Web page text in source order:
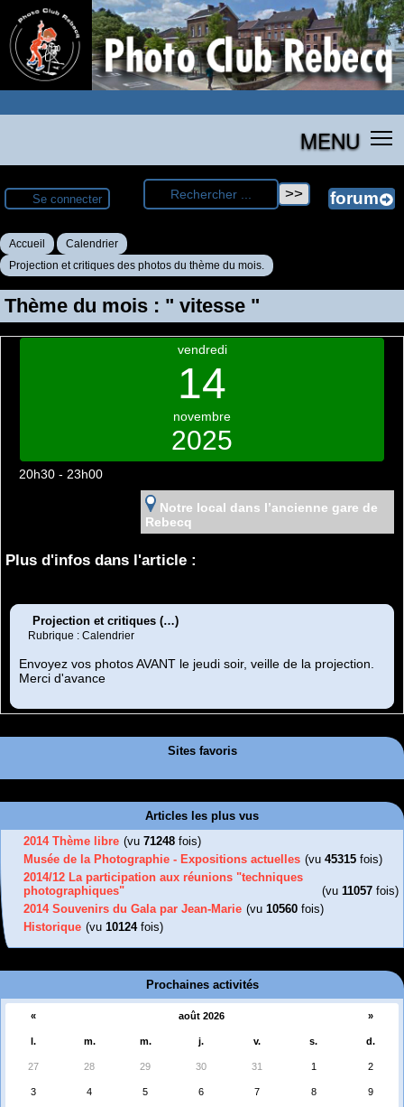
MENU
Se connecter
Accueil
Calendrier
Projection et critiques des photos du thème du mois.
Thème du mois : " vitesse "
vendredi
14
novembre
2025
20h30 - 23h00
Notre local dans l’ancienne gare de
Rebecq
Plus d'infos dans l'article :
Projection et critiques (…)
Rubrique : Calendrier
Envoyez vos photos AVANT le jeudi soir, veille de la projection.
Merci d'avance
Sites favoris
Articles les plus vus
2014 Thème libre (vu 71248 fois)
Musée de la Photographie - Expositions actuelles (vu 45315 fois)
2014/12 La participation aux réunions "techniques
photographiques"
(vu 11057 fois)
2014 Souvenirs du Gala par Jean-Marie (vu 10560 fois)
Historique (vu 10124fois)
Prochaines activités
« août 2026 »
l. m. m. j. v. s. d.
27 28 29 30 31 1 2
3 4 5 6 7 8 9